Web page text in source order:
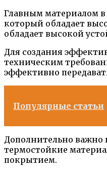
Главным материалом в
который обладает
обладает высокой
Для создания
техническим
эффективно
Популярные статьи
Дополнительно важно
термостойкие
покрытием.